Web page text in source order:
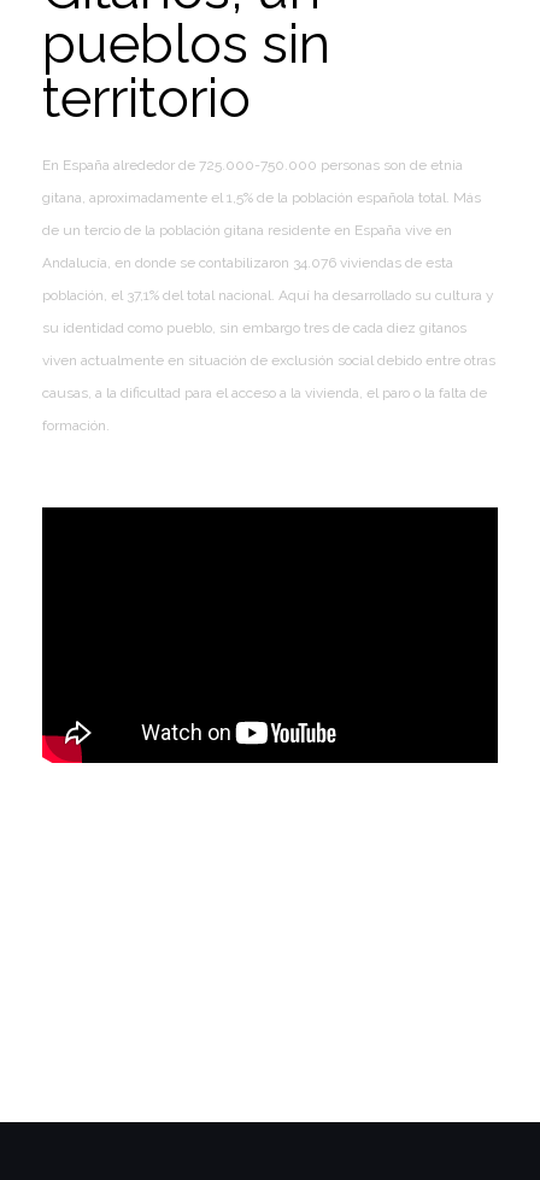
pueblos sin
territorio
En España alrededor de 725.000-750.000 personas son de etnia
gitana, aproximadamente el 1,5% de la población española total. Más
de un tercio de la población gitana residente en España vive en
Andalucía, en donde se contabilizaron 34.076 viviendas de esta
población, el 37,1% del total nacional. Aquí ha desarrollado su cultura y
su identidad como pueblo, sin embargo tres de cada diez gitanos
viven actualmente en situación de exclusión social debido entre otras
causas, a la dificultad para el acceso a la vivienda, el paro o la falta de
formación.